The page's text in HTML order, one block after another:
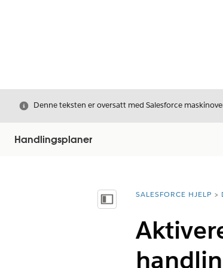
Avslutt
Denne teksten er oversatt med Salesforce
Handlingsplaner
Vis innholdsfortegnelse
Du er her:
SALESFORCE HJELP